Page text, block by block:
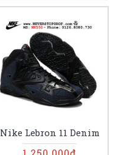
Nike Lebron 11 Denim